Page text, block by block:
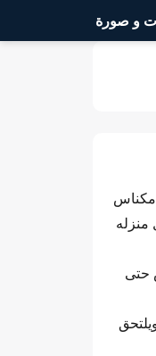
و صورة
مكناس
منزله
حتى